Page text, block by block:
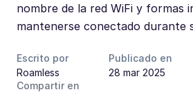
nombre de la red WiFi y formas
mantenerse conectado durante
Escrito por
Roamless
Publicado en
28 mar 2025
Compartir en